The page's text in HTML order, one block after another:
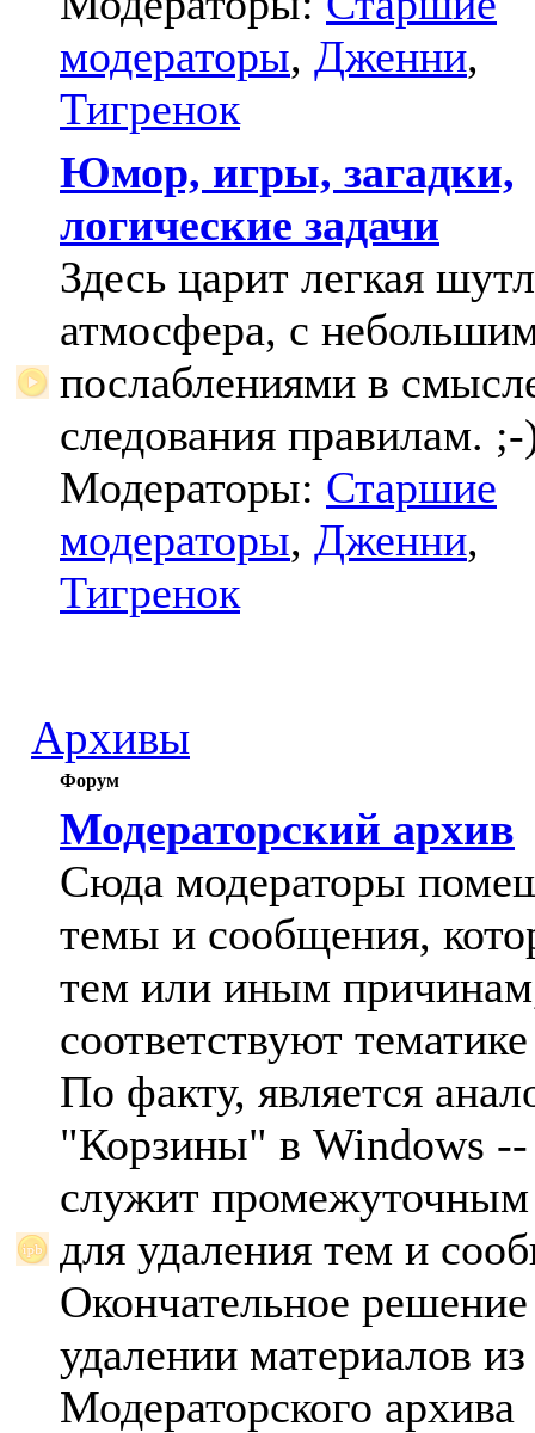
модераторы, Дженни,
Тигренок
Юмор, игры, загадки,
логические задачи
Здесь царит легкая
атмосфера, с
послаблениями в
следования правилам.
Модераторы: Старшие
модераторы, Дженни,
Тигренок
Архивы
Форум
Модераторский архив
Сюда модераторы
темы и сообщения,
тем или иным
соответствуют
По факту, является
"Корзины" в Windows --
служит промежуточным
для удаления тем и
Окончательное
удалении материалов из
Модераторского архива